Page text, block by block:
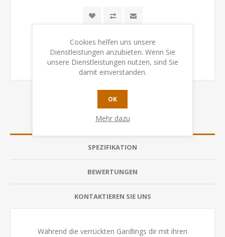
ÜBERSICHT
SPEZIFIKATION
BEWERTUNGEN
KONTAKTIEREN SIE UNS
Während die verrückten Gardlings dir mit ihren
Cookies helfen uns unsere
Dienstleistungen anzubieten. Wenn Sie
unsere Dienstleistungen nutzen, sind Sie
damit einverstanden.
OK
Mehr dazu